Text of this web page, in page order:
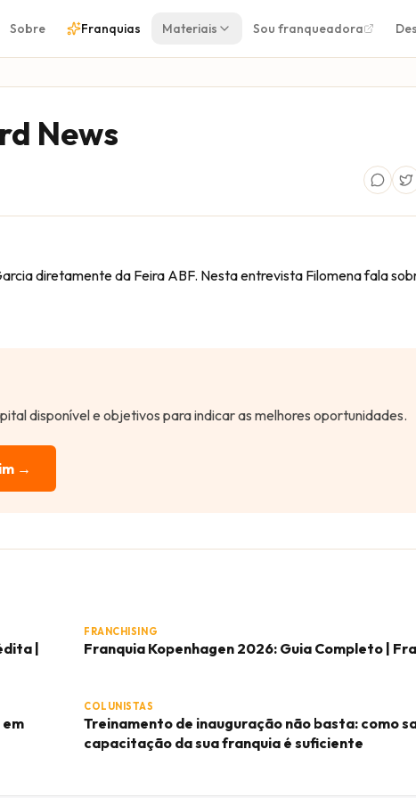
Sobre Franquias Materiais Sou franqueadora
News
diretamente da Feira ABF. Nesta entrevista Filomena fala
disponível e objetivos para indicar as melhores oportunidades.
→
|
FRANCHISING
Franquia Kopenhagen 2026: Guia Completo |
COLUNISTAS
Treinamento de inauguração não basta: como
capacitação da sua franquia é suficiente